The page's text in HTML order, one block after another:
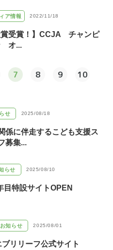
ア情報 2022/11/18
賞受賞！】CCJA チャンピ
オ...
7 8 9 10
せ 2025/08/18
係に伴走するこども支援ス
募集...
らせ 2025/08/10
目特設サイトOPEN
お知らせ 2025/08/01
ブリリーフ公式サイト